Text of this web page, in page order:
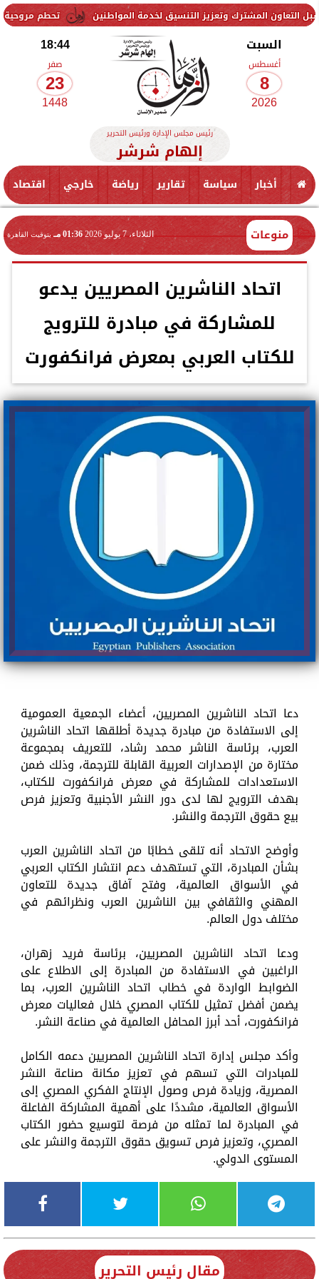
تحطم مروحية أثناء مكافحة وتعزيز التنسيق لخدمة المواطنين
السبت
أغسطس
8
2026
18:44
صفر
23
1448
رئيس مجلس الإدارة ورئيس التحرير
إلهام شرشر
أخبار سياسة تقارير رياضة خارجي اقتصاد
منوعات الثلاثاء، 7 يوليو 2026 01:36 مـ بتوقيت القاهرة
اتحاد الناشرين المصريين يدعو
للمشاركة في مبادرة للترويج
للكتاب العربي بمعرض فرانكفورت
دعا اتحاد الناشرين المصريين، أعضاء الجمعية العمومية
إلى الاستفادة من مبادرة جديدة أطلقها اتحاد الناشرين
العرب، برئاسة الناشر محمد رشاد، للتعريف بمجموعة
مختارة من الإصدارات العربية القابلة للترجمة، وذلك ضمن
الاستعدادات للمشاركة في معرض فرانكفورت للكتاب،
بهدف الترويج لها لدى دور النشر الأجنبية وتعزيز فرص
بيع حقوق الترجمة والنشر.
وأوضح الاتحاد أنه تلقى خطابًا من اتحاد الناشرين العرب
بشأن المبادرة، التي تستهدف دعم انتشار الكتاب العربي
في الأسواق العالمية، وفتح آفاق جديدة للتعاون
المهني والثقافي بين الناشرين العرب ونظرائهم في
مختلف دول العالم.
ودعا اتحاد الناشرين المصريين، برئاسة فريد زهران،
الراغبين في الاستفادة من المبادرة إلى الاطلاع على
الضوابط الواردة في خطاب اتحاد الناشرين العرب، بما
يضمن أفضل تمثيل للكتاب المصري خلال فعاليات معرض
فرانكفورت، أحد أبرز المحافل العالمية في صناعة النشر.
وأكد مجلس إدارة اتحاد الناشرين المصريين دعمه الكامل
للمبادرات التي تسهم في تعزيز مكانة صناعة النشر
المصرية، وزيادة فرص وصول الإنتاج الفكري المصري إلى
الأسواق العالمية، مشددًا على أهمية المشاركة الفاعلة
في المبادرة لما تمثله من فرصة لتوسيع حضور الكتاب
المصري، وتعزيز فرص تسويق حقوق الترجمة والنشر على
المستوى الدولي.
مقال رئيس التحرير